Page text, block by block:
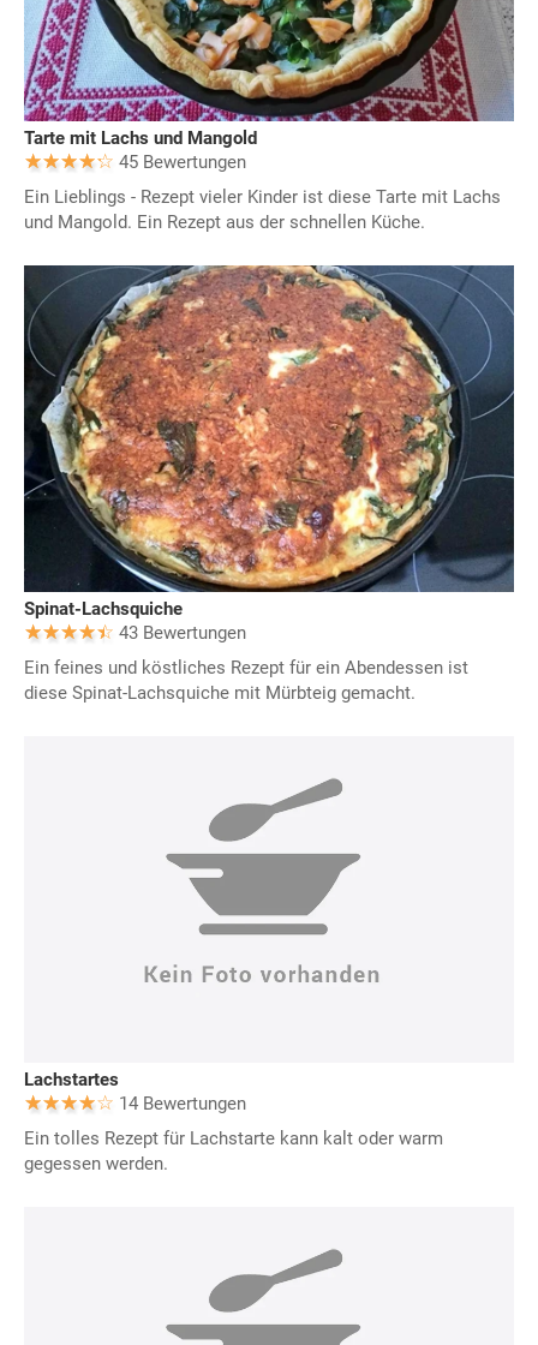
Tarte mit Lachs und Mangold
45 Bewertungen
Ein Lieblings - Rezept vieler Kinder ist diese Tarte mit Lachs
und Mangold. Ein Rezept aus der schnellen Küche.
Spinat-Lachsquiche
43 Bewertungen
Ein feines und köstliches Rezept für ein Abendessen ist
diese Spinat-Lachsquiche mit Mürbteig gemacht.
Lachstartes
14 Bewertungen
Ein tolles Rezept für Lachstarte kann kalt oder warm
gegessen werden.